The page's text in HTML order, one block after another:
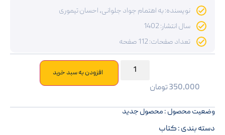
نویسنده: به اهتمام جواد جلوانی، احسان تیموری
سال انتشار: 1402
تعداد صفحات: 112 صفحه
350,000تومان
افزودن به سبد خرید
وضعیت محصول : محصول جدید
دسته بندی :کتاب